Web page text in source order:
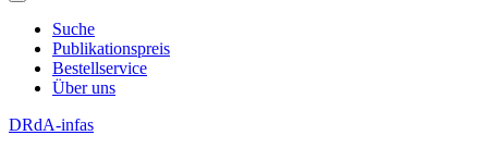
Suche
Publikationspreis
Bestellservice
Über uns
DRdA-infas